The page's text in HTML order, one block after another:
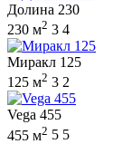
Долина 230
230 м2 3 4
Миракл 125
125 м2 3 2
Vega 455
455 м2 5 5